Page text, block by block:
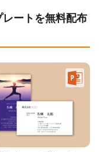
ートを無料配布